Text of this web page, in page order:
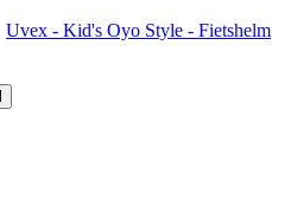
Uvex - Kid's Oyo Style - Fietshelm